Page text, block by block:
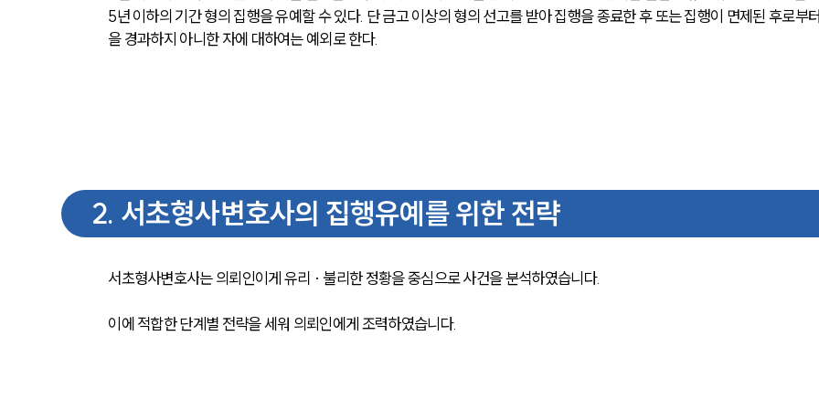
5년 이하의 기간 형의 집행을 유예할 수 있다. 단 금고 이상의 형의 선고를 받아 집행을 종료한 후 또는 집행이 면제된 후로부
을 경과하지 아니한 자에 대하여는 예외로 한다.
2. 서초형사변호사의 집행유예를 위한 전략
서초형사변호사는 의뢰인이게 유리 · 불리한 정황을 중심으로 사건을 분석하였습니다.
이에 적합한 단계별 전략을 세워 의뢰인에게 조력하였습니다.